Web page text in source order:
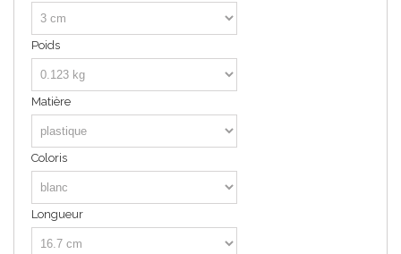
Poids
Matière
Coloris
Longueur